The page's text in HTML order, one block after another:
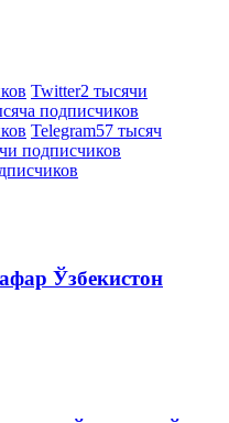
Twitter2 тысячи
подписчиков
Telegram57 тысяч
подписчиков
Ўзбекистон